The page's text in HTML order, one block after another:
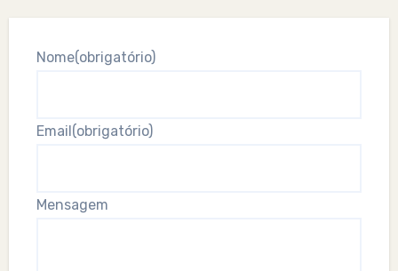
Nome(obrigatório)
Email (obrigatório)
Mensagem